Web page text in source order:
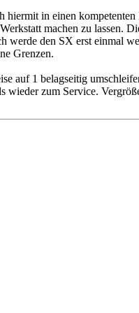
in einen
machen zu lassen.
den SX erst einmal
Grenzen.
1 belagseitig
wieder zum Service.